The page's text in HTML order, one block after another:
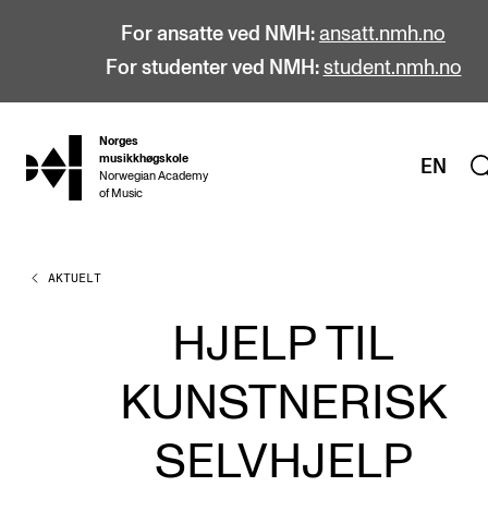
For ansatte ved NMH: ansatt.nmh.no
For studenter ved NMH: student.nmh.no
hjem
Norges
musikkhøgskole
Norwegian Academy
of Music
EN
STUDIER
Årsstudium og videreutdanning
AKTUELT
HJELP TIL
KUNSTNERISK
SELVHJELP